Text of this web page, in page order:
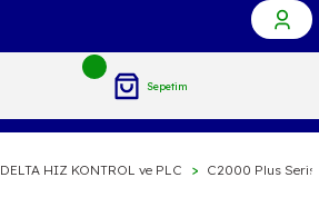
Sepetim
DELTA HIZ KONTROL ve PLC C2000 Plus Serisi